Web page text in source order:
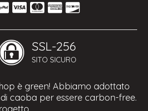
SSL-256
SITO SICURO
è green! Abbiamo adottato
caoba per essere carbon-free.